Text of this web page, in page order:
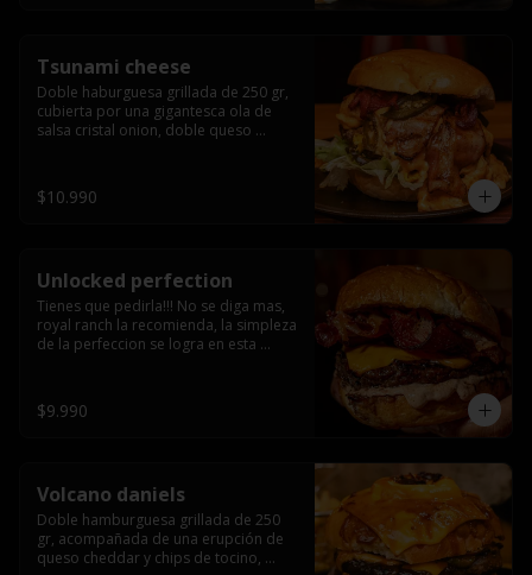
Tsunami cheese
Doble haburguesa grillada de 250 gr,
cubierta por una gigantesca ola de
salsa cristal onion, doble queso
grill y los mas ricos jalapeños
jalapeños de todo texas.
$10.990
Unlocked perfection
Tienes que pedirla!!! No se diga mas,
royal ranch la recomienda, la simpleza
de la perfeccion se logra en esta
bacon secret sause, y tocino (se
recomienda con coccion 3/4).
$9.990
Volcano daniels
Doble hamburguesa grillada de 250
gr, acompañada de una erupción de
queso cheddar y chips de tocino,